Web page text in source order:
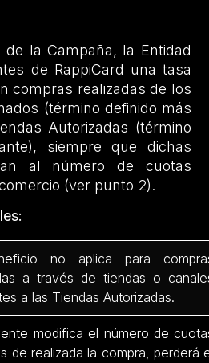
de la Campaña, la Entidad
de RappiCard una tasa
compras realizadas de los
(término definido más
Autorizadas (término
siempre que dichas
al número de cuotas
(ver punto 2).
no aplica para
a través de tiendas o
a las Tiendas Autorizadas.
modifica el número de
de realizada la compra, perderá